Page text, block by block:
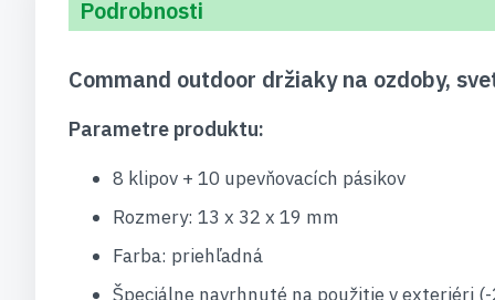
Podrobnosti
Command outdoor držiaky na ozdoby,
Parametre produktu:
8 klipov + 10 upevňovacích pásikov
Rozmery: 13 x 32 x 19 mm
Farba: priehľadná
Špeciálne navrhnuté na použitie v exteriéri (-